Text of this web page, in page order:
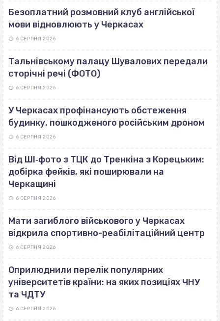
Безоплатний розмовний клуб англійської
мови відновлюють у Черкасах
6 СЕРПНЯ 2026
Тальнівському палацу Шувалових передали
сторічні речі (ФОТО)
6 СЕРПНЯ 2026
У Черкасах профінансують обстеження
будинку, пошкодженого російським дроном
6 СЕРПНЯ 2026
Від ШІ‐фото з ТЦК до Тренкіна з Корецьким:
добірка фейків, які поширювали на
Черкащині
6 СЕРПНЯ 2026
Мати загиблого військового у Черкасах
відкрила спортивно-реабілітаційний центр
6 СЕРПНЯ 2026
Оприлюднили перелік популярних
університетів країни: на яких позиціях ЧНУ
та ЧДТУ
6 СЕРПНЯ 2026